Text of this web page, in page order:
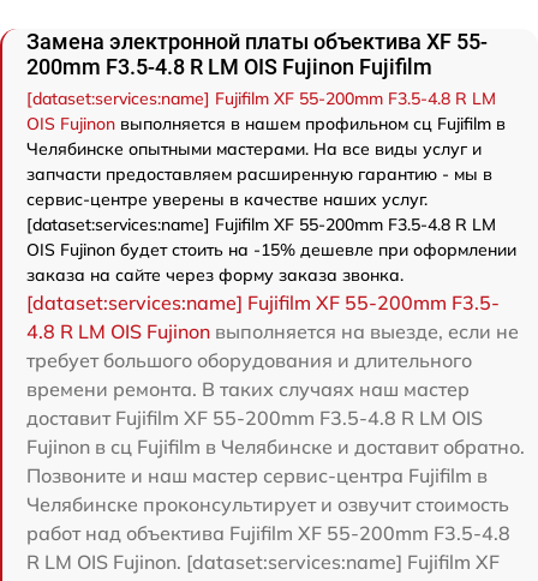
Замена электронной платы объектива XF 55-
200mm F3.5-4.8 R LM OIS Fujinon Fujifilm
[dataset:services:name] Fujifilm XF 55-200mm F3.5-4.8 R LM
OIS Fujinon выполняется в нашем профильном сц Fujifilm в
Челябинске опытными мастерами. На все виды услуг и
запчасти предоставляем расширенную гарантию - мы в
сервис-центре уверены в качестве наших услуг.
[dataset:services:name] Fujifilm XF 55-200mm F3.5-4.8 R LM
OIS Fujinon будет стоить на -15% дешевле при оформлении
заказа на сайте через форму заказа звонка.
[dataset:services:name] Fujifilm XF 55-200mm F3.5-
4.8 R LM OIS Fujinon выполняется на выезде, если не
требует большого оборудования и длительного
времени ремонта. В таких случаях наш мастер
доставит Fujifilm XF 55-200mm F3.5-4.8 R LM OIS
Fujinon в сц Fujifilm в Челябинске и доставит обратно.
Позвоните и наш мастер сервис-центра Fujifilm в
Челябинске проконсультирует и озвучит стоимость
работ над объектива Fujifilm XF 55-200mm F3.5-4.8
R LM OIS Fujinon. [dataset:services:name] Fujifilm XF